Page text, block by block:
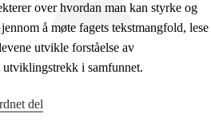
over hvordan man kan styrke og
å møte fagets tekstmangfold, lese
utvikle forståelse av
i samfunnet.
del